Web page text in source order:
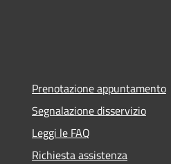
Prenotazione appuntamento
Segnalazione disservizio
Leggi le FAQ
Richiesta assistenza